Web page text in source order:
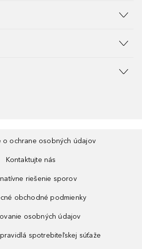
o ochrane osobných údajov
Kontaktujte nás
riešenie sporov
obchodné podmienky
osobných údajov
spotrebiteľskej súťaže